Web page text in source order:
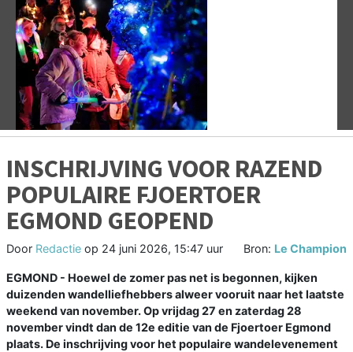
Vorige
INSCHRIJVING VOOR RAZEND
POPULAIRE FJOERTOER
EGMOND GEOPEND
Door Redactie op 24 juni 2026, 15:47 uur Bron: Le Champion
EGMOND - Hoewel de zomer pas net is begonnen, kijken
duizenden wandelliefhebbers alweer vooruit naar het laatste
weekend van november. Op vrijdag 27 en zaterdag 28
november vindt dan de 12e editie van de Fjoertoer Egmond
plaats. De inschrijving voor het populaire wandelevenement